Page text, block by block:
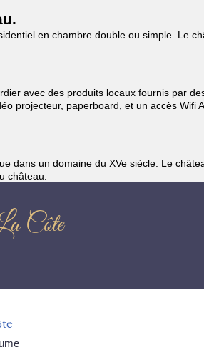
en chambre double ou simple. Le
avec des produits locaux fournis par
projecteur, paperboard, et un accès Wifi
dans un domaine du XVe siècle. Le
château.
Côte